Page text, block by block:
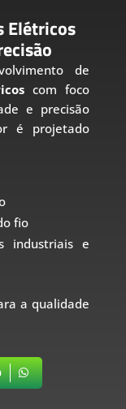
Elétricos
de
com foco
e precisão
é projetado
fio
industriais e
a qualidade